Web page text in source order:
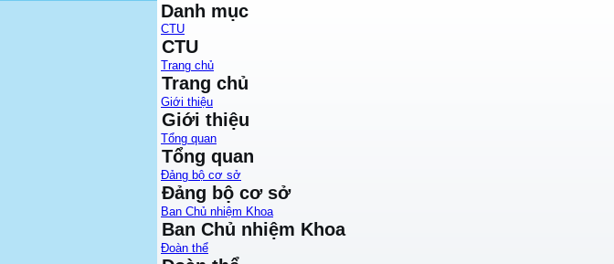
Danh mục
CTU
CTU
Trang chủ
Trang chủ
Giới thiệu
Giới thiệu
Tổng quan
Tổng quan
Đảng bộ cơ sở
Đảng bộ cơ sở
Ban Chủ nhiệm Khoa
Ban Chủ nhiệm Khoa
Đoàn thể